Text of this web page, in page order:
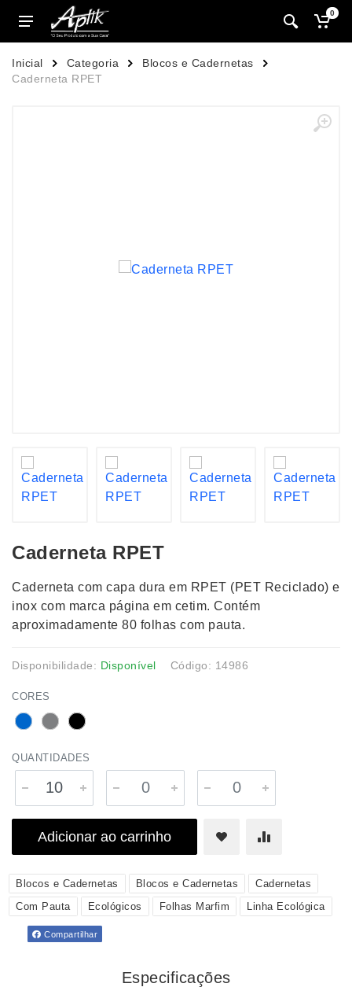
0
Inicial Categoria
Blocos e Cadernetas
Caderneta RPET
Caderneta RPET
Caderneta com capa dura em RPET (PET Reciclado) e
inox com marca página em cetim. Contém
aproximadamente 80 folhas com pauta.
Disponibilidade: Disponível Código: 14986
CORES
QUANTIDADES
Adicionar ao carrinho
Blocos e Cadernetas Blocos e Cadernetas
Cadernetas
Com Pauta
Ecológicos Folhas Marfim Linha Ecológica
Compartilhar
Especificações